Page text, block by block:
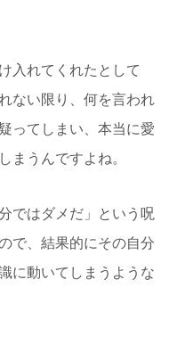
入れてくれたとして
ない限り、何を言われ
ってしまい、本当に愛
まうんですよね。
ではダメだ」という呪
で、結果的にその自分
に動いてしまうような